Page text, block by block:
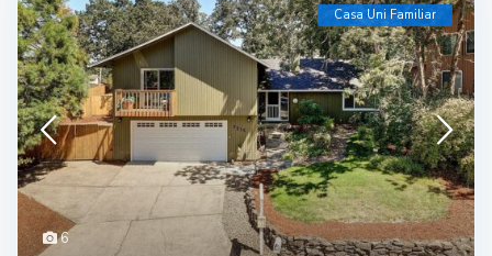
6
Casa Uni Familiar